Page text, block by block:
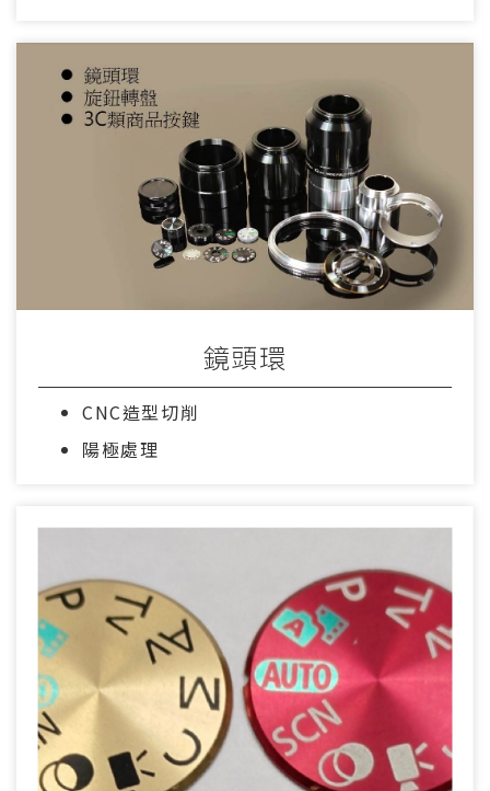
鏡頭環
CNC造型切削
陽極處理